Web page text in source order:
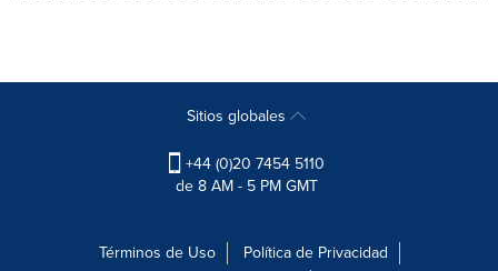
Sitios globales
+44 (0)20 7454 5110
de 8 AM - 5 PM GMT
Términos de Uso
Política de Privacidad